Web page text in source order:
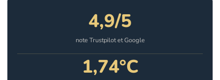
4,9/5
note Trustpilot et Google
1,74°C